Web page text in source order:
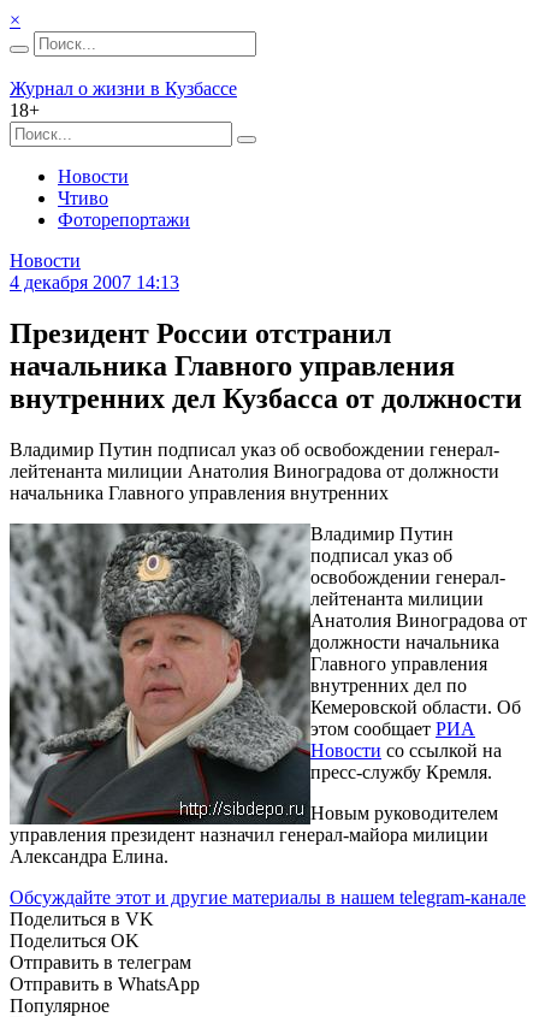
×
Журнал о жизни в Кузбассе
18+
Новости
Чтиво
Фоторепортажи
Новости
4 декабря 2007 14:13
Президент России отстранил
начальника Главного управления
внутренних дел Кузбасса от должности
Владимир Путин подписал указ об освобождении генерал-
лейтенанта милиции Анатолия Виноградова от должности
начальника Главного управления внутренних
Владимир Путин
подписал указ об
освобождении генерал-
лейтенанта милиции
Анатолия Виноградова от
должности начальника
Главного управления
внутренних дел по
Кемеровской области. Об
этом сообщает РИА
Новости со ссылкой на
пресс-службу Кремля.
Новым руководителем
управления президент назначил генерал-майора милиции
Александра Елина.
Обсуждайте этот и другие материалы в нашем telegram-канале
Поделиться в VK
Поделиться OK
Отправить в телеграм
Отправить в WhatsApp
Популярное